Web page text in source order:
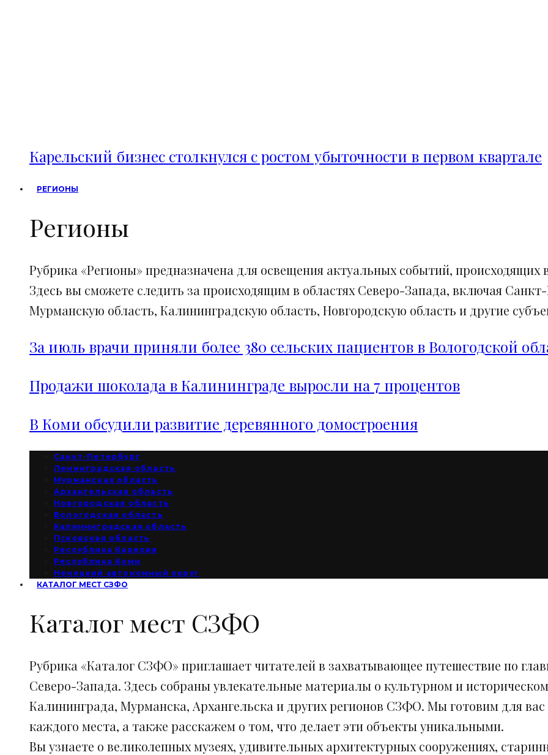
Карельский бизнес столкнулся с ростом убыточности в первом квартале
РЕГИОНЫ
Регионы
Рубрика «Регионы» предназначена для освещения актуальных событий, происходящих
Здесь вы сможете следить за происходящим в областях Северо-Запада, включая
Мурманскую область, Калининградскую область, Новгородскую область и другие
За июль врачи приняли более 380 сельских пациентов в Вологодской
Продажи шоколада в Калининграде выросли на 7 процентов
В Коми обсудили развитие деревянного домостроения
Санкт-Петербург
Ленинградская область
Мурманская область
Архангельская область
Новгородская область
Вологодская область
Калининградская область
Псковская область
Республика Карелия
Республика Коми
Ненецкий автономный округ
КАТАЛОГ МЕСТ СЗФО
Каталог мест СЗФО
Рубрика «Каталог СЗФО» приглашает читателей в захватывающее путешествие по
Северо-Запада. Здесь собраны увлекательные материалы о культурном и
Калининграда, Мурманска, Архангельска и других регионов СЗФО. Мы готовим для
каждого места, а также расскажем о том, что делает эти объекты уникальными.
Вы узнаете о великолепных музеях, удивительных архитектурных сооружениях,